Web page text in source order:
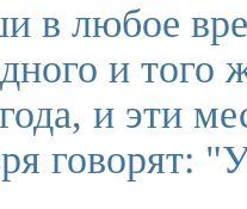
в любое
и того
и эти
говорят: